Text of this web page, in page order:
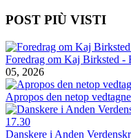
POST PIÙ VISTI
Foredrag om Kaj Birksted -
05, 2026
Apropos den netop
Danskere i Anden